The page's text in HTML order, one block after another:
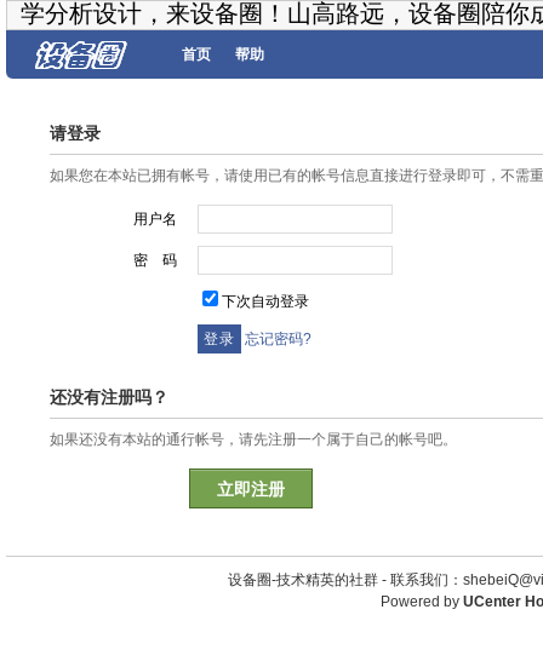
学分析设计，来设备圈！山高路远，设备圈陪你
首页 帮助
请登录
如果您在本站已拥有帐号，请使用已有的帐号信息直接进行登录即可，不需
用户名
密 码
下次自动登录
忘记密码?
还没有注册吗？
如果还没有本站的通行帐号，请先注册一个属于自己的帐号吧。
立即注册
设备圈-技术精英的社群 - 联系我们：
Powered by UCenter